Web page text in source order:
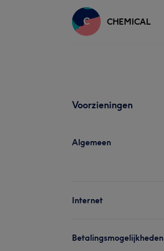
C CHEMICAL
Voorzieningen
Algemeen
Internet
Betalingsmogelijkheden